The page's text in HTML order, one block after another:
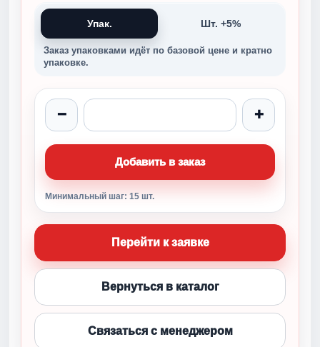
Упак. Шт. +5%
Заказ упаковками идёт по базовой цене и кратно
упаковке.
− +
Добавить в заказ
Минимальный шаг: 15 шт.
Перейти к заявке
Вернуться в каталог
Связаться с менеджером